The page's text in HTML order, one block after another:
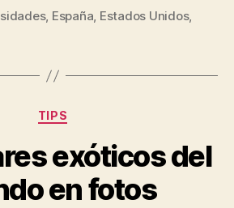
, España, Estados Unidos,
Categories
TIPS
exóticos del
en fotos